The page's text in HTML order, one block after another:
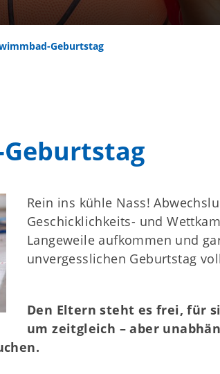
Geburtstag
Rein ins kühle Nass!
Geschicklichkeits- und
Langeweile aufkommen und
unvergesslichen Geburtstag
Den Eltern steht es frei, für
um zeitgleich – aber
Services
Deine
Anfahrt